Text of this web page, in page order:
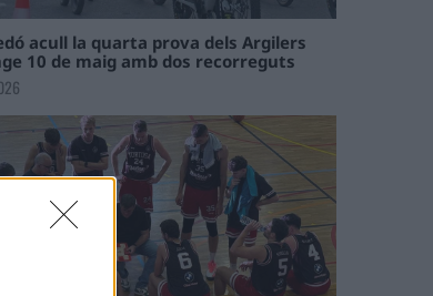
acull la quarta prova dels Argilers
10 de maig amb dos recorreguts